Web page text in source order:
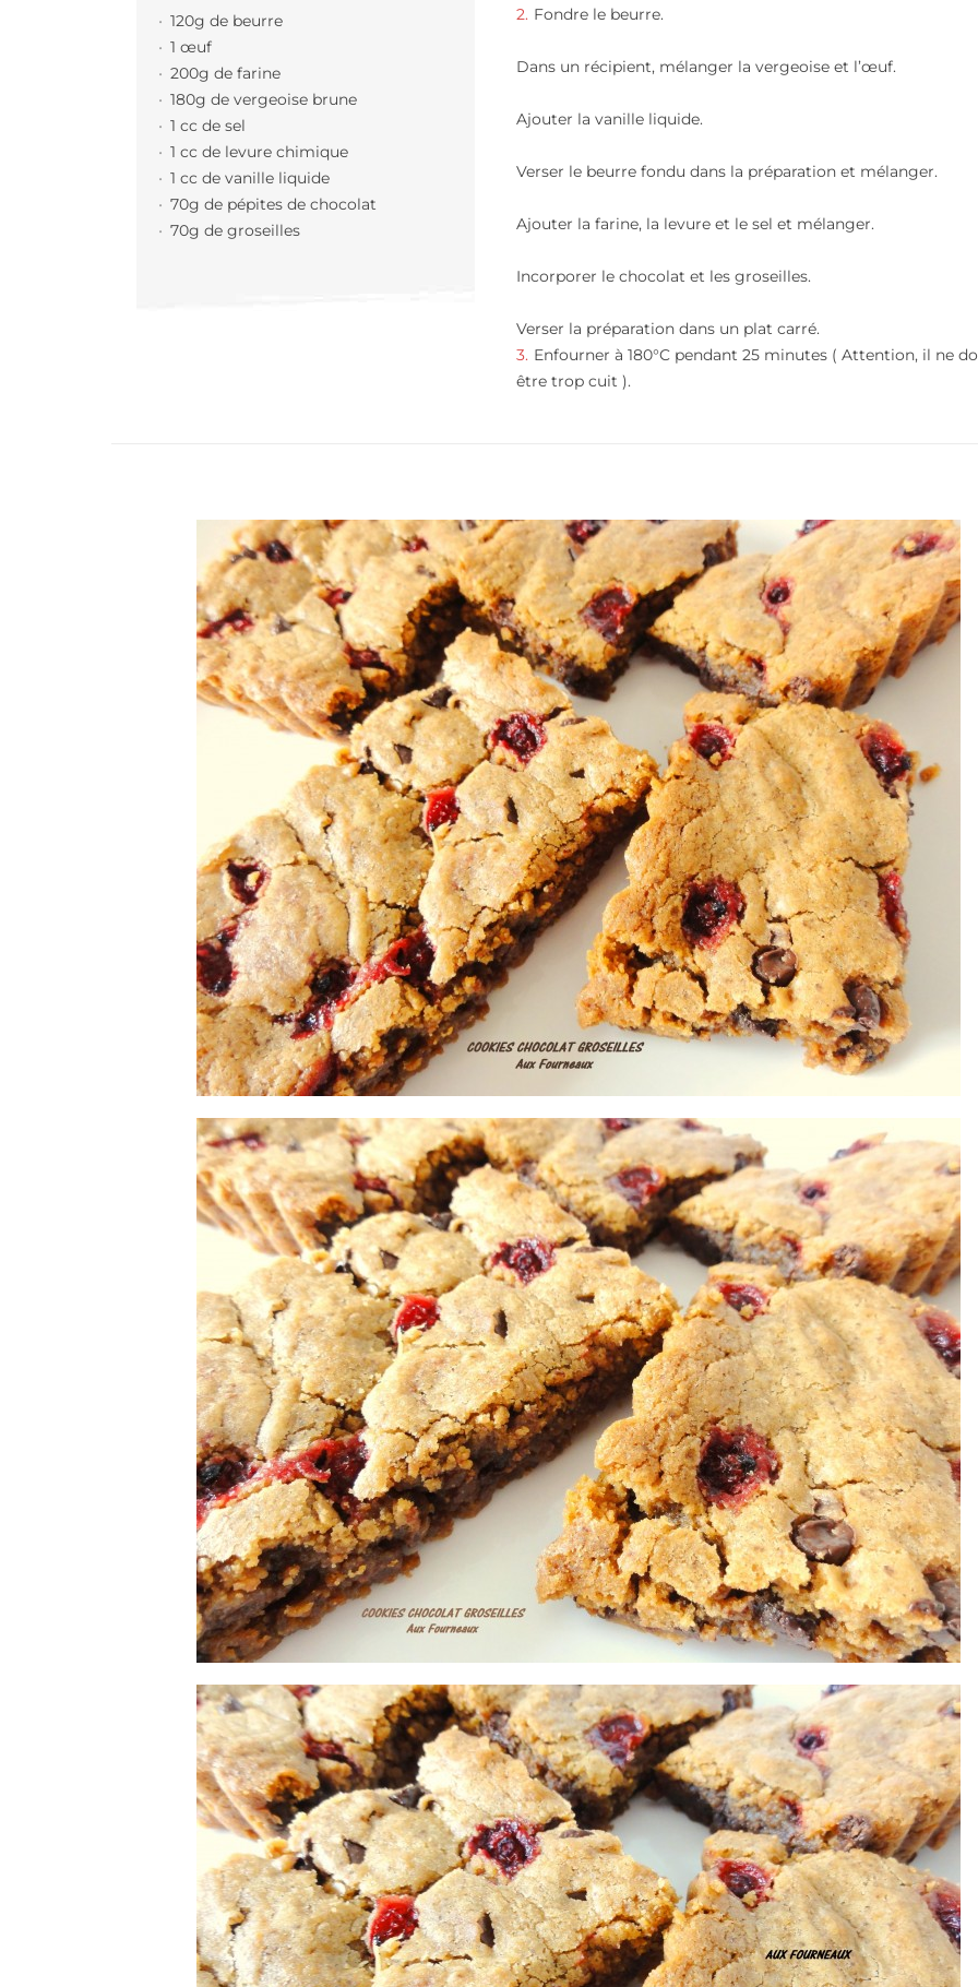
120g de beurre
1 œuf
200g de farine
180g de vergeoise brune
1 cc de sel
1 cc de levure chimique
1 cc de vanille liquide
70g de pépites de chocolat
70g de groseilles
Fondre le beurre.
Dans un récipient, mélanger la vergeoise et l’œuf.
Ajouter la vanille liquide.
Verser le beurre fondu dans la préparation et mélanger.
Ajouter la farine, la levure et le sel et mélanger.
Incorporer le chocolat et les groseilles.
Verser la préparation dans un plat carré.
Enfourner à 180°C pendant 25 minutes ( Attention, il ne
être trop cuit ).